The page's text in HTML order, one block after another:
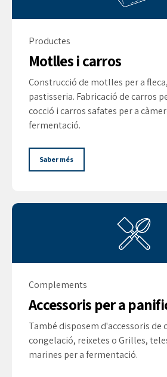
Productes
Motlles i carros
Construcció de motlles per a
pastisseria. Fabricació de carros
cocció i carros safates per a
fermentació.
Saber més
Complements
Accessoris per a
També disposem d'accessoris de
congelació, reixetes o Grilles,
marines per a fermentació.